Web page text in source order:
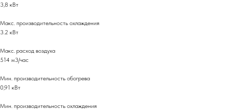
3,8 кВт
Макс. производительность охлаждения
3.2 кВт
Макс. расход воздуха
514 м3/час
Мин. производительность обогрева
0,91 кВт
Мин. производительность охлаждения